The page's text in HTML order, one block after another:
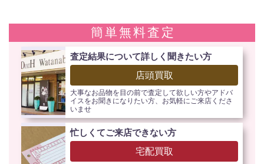
簡単無料査定
査定結果について詳しく聞きたい方
店頭買取
大事なお品物を目の前で査定して欲しい方やアドバ
イスをお聞きになりたい方、お気軽にご来店くださ
いませ
忙しくてご来店できない方
宅配買取